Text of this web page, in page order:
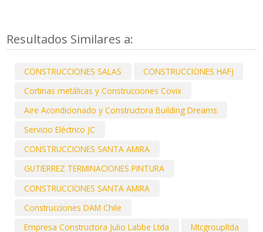
Resultados Similares a:
CONSTRUCCIONES SALAS
CONSTRUCCIONES HAFJ
Cortinas metálicas y Construcciones Covix
Aire Acondicionado y Constructora Building Dreams
Servicio Eléctrico JC
CONSTRUCCIONES SANTA AMIRA
GUTIERREZ TERMINACIONES PINTURA
CONSTRUCCIONES SANTA AMIRA
Construcciones DAM Chile
Empresa Constructora Julio Labbe Ltda
Mtcgroupltda